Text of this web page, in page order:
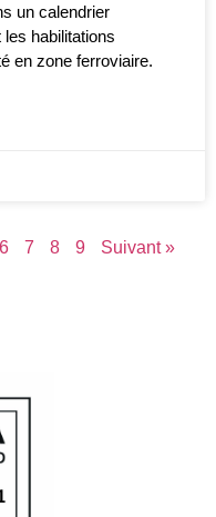
un calendrier
habilitations
en zone ferroviaire.
6 7 8 9 Suivant »